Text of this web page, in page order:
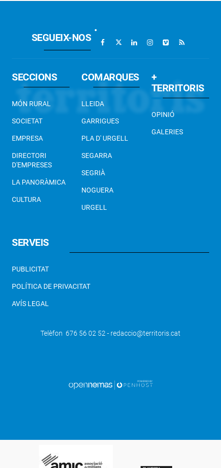
SEGUEIX-NOS
SECCIONS
MÓN RURAL
SOCIETAT
EMPRESA
DIRECTORI
D'EMPRESES
LA PANORÀMICA
CULTURA
COMARQUES
LLEIDA
GARRIGUES
PLA D' URGELL
SEGARRA
SEGRIÀ
NOGUERA
URGELL
+
TERRITORIS
OPINIÓ
GALERIES
SERVEIS
PUBLICITAT
POLÍTICA DE PRIVACITAT
AVÍS LEGAL
Telèfon 676 56 02 52 - redaccio@territoris.cat